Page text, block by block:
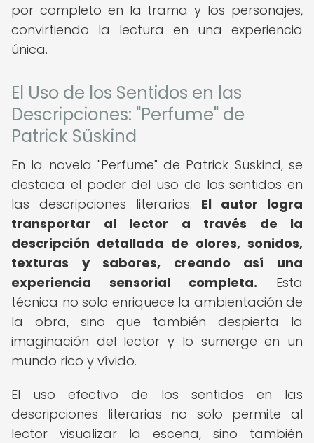
por completo en la trama y los personajes,
convirtiendo la lectura en una experiencia
única.
El Uso de los Sentidos en las
Descripciones: "Perfume" de
Patrick Süskind
En la novela "Perfume" de Patrick Süskind, se
destaca el poder del uso de los sentidos en
las descripciones literarias. El autor logra
transportar al lector a través de la
descripción detallada de olores, sonidos,
texturas y sabores, creando así una
experiencia sensorial completa. Esta
técnica no solo enriquece la ambientación de
la obra, sino que también despierta la
imaginación del lector y lo sumerge en un
mundo rico y vívido.
El uso efectivo de los sentidos en las
descripciones literarias no solo permite al
lector visualizar la escena, sino también